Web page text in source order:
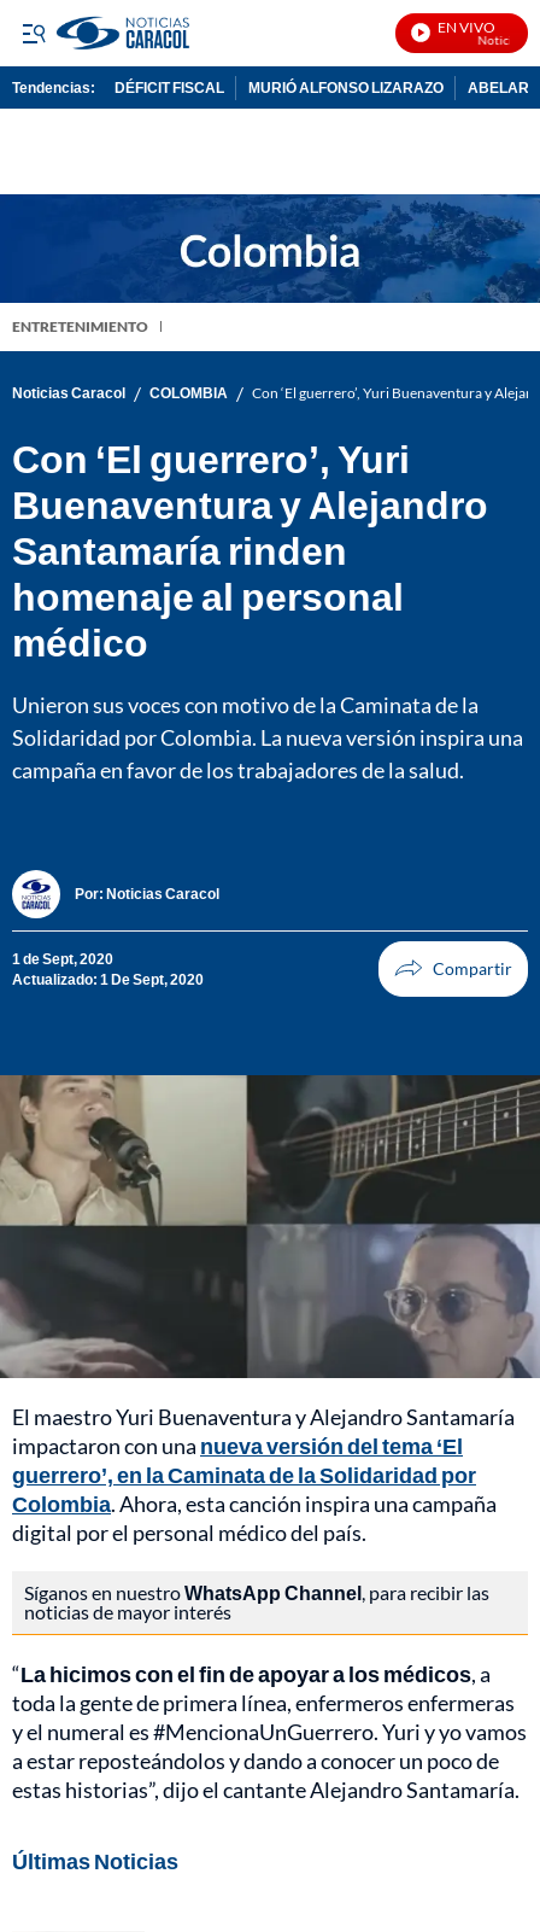
EN VIVO
Noticias
Tendencias: DÉFICIT FISCAL MURIÓ ALFONSO LIZARAZO
ENTRETENIMIENTO
Noticias Caracol / COLOMBIA / Con ‘El guerrero’, Yuri Buenaventura y
Con ‘El guerrero’, Yuri
Buenaventura y Alejandro
Santamaría rinden
homenaje al personal
médico
Unieron sus voces con motivo de la Caminata de la
Solidaridad por Colombia. La nueva versión inspira una
campaña en favor de los trabajadores de la salud.
Por: Noticias Caracol
1 de Sept, 2020
Actualizado: 1 De Sept, 2020
El maestro Yuri Buenaventura y Alejandro Santamaría
impactaron con una nueva versión del tema ‘El
guerrero’, en la Caminata de la Solidaridad por
Colombia. Ahora, esta canción inspira una campaña
digital por el personal médico del país.
Síganos en nuestroWhatsApp Channel, para recibir las
noticias de mayor interés
“La hicimos con el fin de apoyar a los médicos, a
toda la gente de primera línea, enfermeros enfermeras
y el numeral es #MencionaUnGuerrero. Yuri y yo vamos
a estar reposteándolos y dando a conocer un poco de
estas historias”, dijo el cantante Alejandro Santamaría.
Últimas Noticias